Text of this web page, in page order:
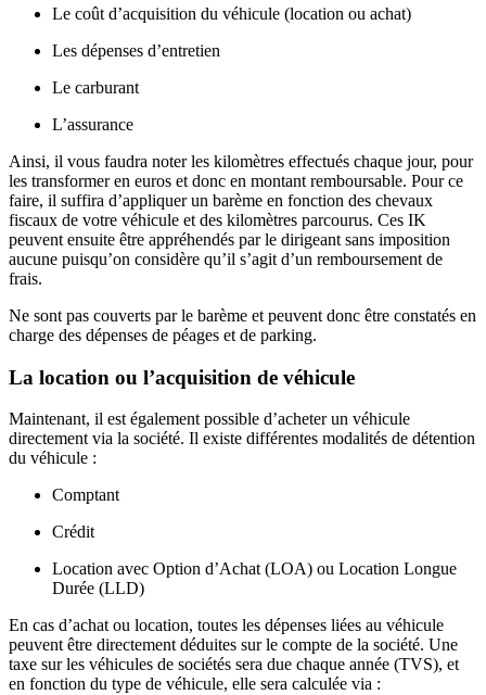
Le coût d’acquisition du véhicule (location ou achat)
Les dépenses d’entretien
Le carburant
L’assurance
Ainsi, il vous faudra noter les kilomètres effectués chaque jour, pour
les transformer en euros et donc en montant remboursable. Pour ce
faire, il suffira d’appliquer un barème en fonction des chevaux
fiscaux de votre véhicule et des kilomètres parcourus. Ces IK
peuvent ensuite être appréhendés par le dirigeant sans imposition
aucune puisqu’on considère qu’il s’agit d’un remboursement de
frais.
Ne sont pas couverts par le barème et peuvent donc être constatés en
charge des dépenses de péages et de parking.
La location ou l’acquisition de véhicule
Maintenant, il est également possible d’acheter un véhicule
directement via la société. Il existe différentes modalités de détention
du véhicule :
Comptant
Crédit
Location avec Option d’Achat (LOA) ou Location Longue
Durée (LLD)
En cas d’achat ou location, toutes les dépenses liées au véhicule
peuvent être directement déduites sur le compte de la société. Une
taxe sur les véhicules de sociétés sera due chaque année (TVS), et
en fonction du type de véhicule, elle sera calculée via :